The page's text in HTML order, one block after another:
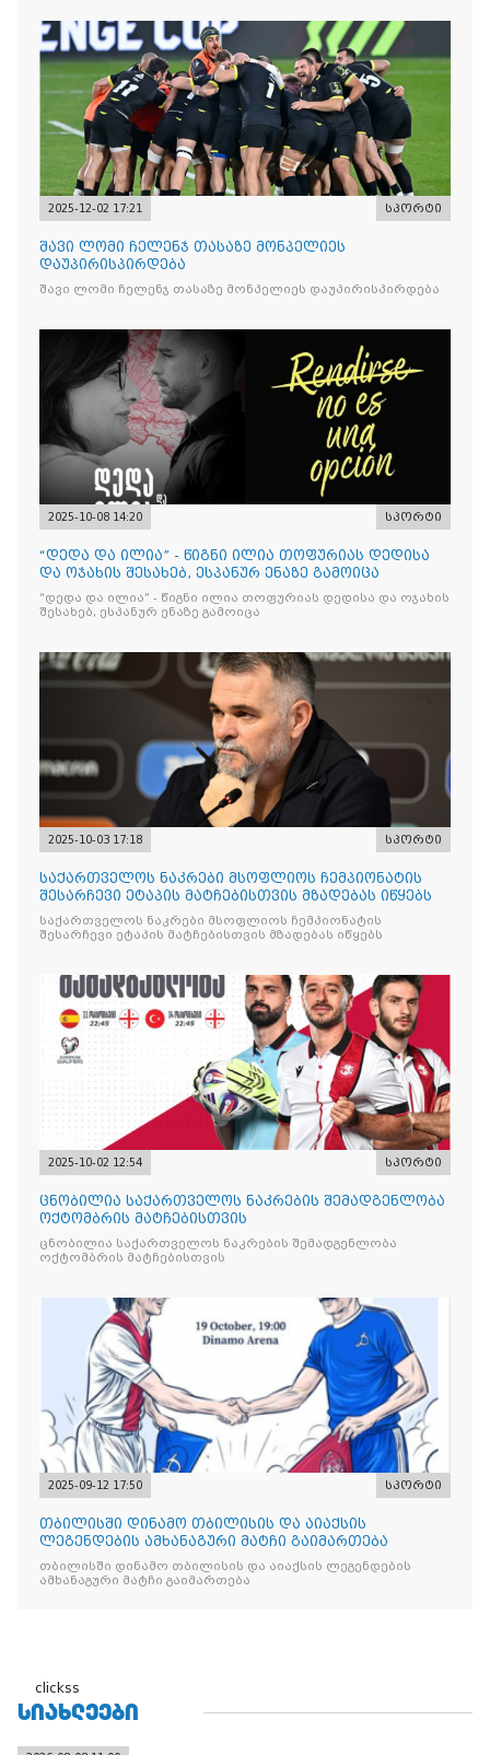
2025-12-02 17:21 სპორტი
შავი ლომი ჩელენჯ თასაზე მონპელიეს
დაუპირისპირდება
შავი ლომი ჩელენჯ თასაზე მონპელიეს დაუპირისპირდება
2025-10-08 14:20 სპორტი
“დედა და ილია” - წიგნი ილია თოფურიას დედისა
და ოჯახის შესახებ, ესპანურ ენაზე გამოიცა
“დედა და ილია” - წიგნი ილია თოფურიას დედისა და ოჯახის
შესახებ, ესპანურ ენაზე გამოიცა
2025-10-03 17:18 სპორტი
საქართველოს ნაკრები მსოფლიოს ჩემპიონატის
შესარჩევი ეტაპის მატჩებისთვის მზადებას იწყებს
საქართველოს ნაკრები მსოფლიოს ჩემპიონატის
შესარჩევი ეტაპის მატჩებისთვის მზადებას იწყებს
2025-10-02 12:54 სპორტი
ცნობილია საქართველოს ნაკრების შემადგენლობა
ოქტომბრის მატჩებისთვის
ცნობილია საქართველოს ნაკრების შემადგენლობა
ოქტომბრის მატჩებისთვის
2025-09-12 17:50 სპორტი
თბილისში დინამო თბილისის და აიაქსის
ლეგენდების ამხანაგური მატჩი გაიმართება
თბილისში დინამო თბილისის და აიაქსის ლეგენდების
ამხანაგური მატჩი გაიმართება
clickss
ᲡᲘᲐᲮᲚᲔᲔᲑᲘ